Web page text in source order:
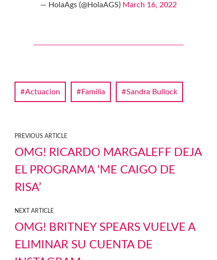
— HolaAgs (@HolaAGS) March 16, 2022
Actuacion Familia Sandra Bullock
PREVIOUS ARTICLE
OMG! RICARDO MARGALEFF DEJA
EL PROGRAMA ‘ME CAIGO DE
RISA’
NEXT ARTICLE
OMG! BRITNEY SPEARS VUELVE A
ELIMINAR SU CUENTA DE